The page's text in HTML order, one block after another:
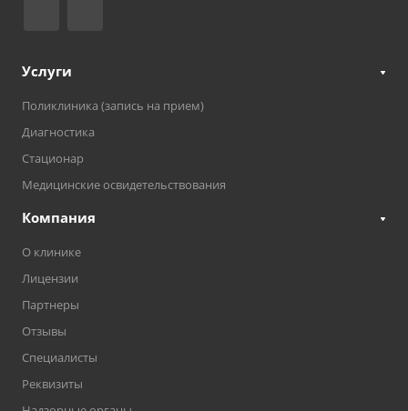
Услуги
Поликлиника (запись на прием)
Диагностика
Стационар
Медицинские освидетельствования
Компания
О клинике
Лицензии
Партнеры
Отзывы
Специалисты
Реквизиты